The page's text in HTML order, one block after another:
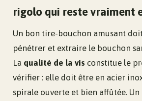
rigolo qui reste vraiment
Un bon tire-bouchon amusant
pénétrer et extraire le bouchon
La qualité de la vis constitue le
vérifier : elle doit être en acier
spirale ouverte et bien affûtée. Un